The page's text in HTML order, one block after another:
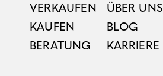
VERKAUFEN
KAUFEN
BERATUNG
ÜBER UNS
BLOG
KARRIERE